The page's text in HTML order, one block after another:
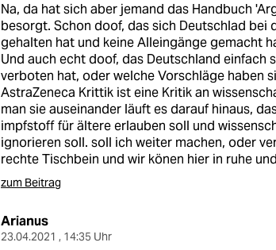
Na, da hat sich aber jemand das Handbuch
besorgt. Schon doof, das sich Deutschlad
gehalten hat und keine Alleingänge gemacht
Und auch echt doof, das Deutschland einfach
verboten hat, oder welche Vorschläge haben
AstraZeneca Krittik ist eine Kritik an
man sie auseinander läuft es darauf hinaus,
impfstoff für ältere erlauben soll und
ignorieren soll. soll ich weiter machen, oder
rechte Tischbein und wir könen hier in ruhe
zum Beitrag
Arianus
23.04.2021 , 14:35 Uhr